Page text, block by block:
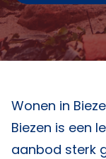
Wonen in
Biezen is een
aanbod sterk